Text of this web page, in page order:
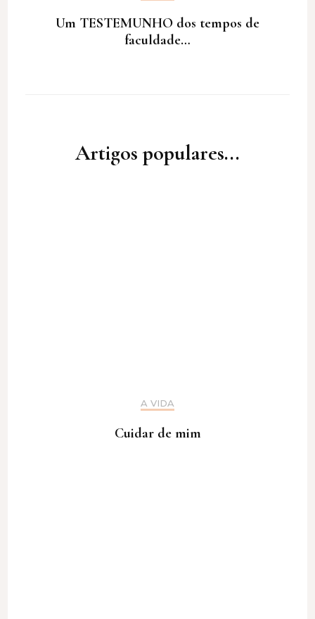
Um TESTEMUNHO dos tempos de
faculdade…
Artigos populares...
A VIDA
Cuidar de mim